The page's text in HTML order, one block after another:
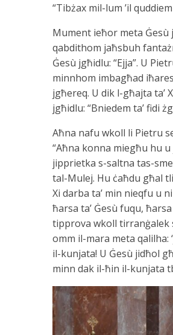
“Tibżax mil-lum ’il
Mument ieħor meta
qabdithom jaħsbuh
Ġesù jgħidlu: “Ejja”. U
minnhom imbagħad
jgħereq. U dik l-għajta ta’
jgħidlu: “Bniedem ta’ fidi
Aħna nafu wkoll li Pietru
“Aħna konna miegħu hu
jipprietka s-saltna tas-
tal-Mulej. Hu ċaħdu għal
Xi darba ta’ min nieqfu u
ħarsa ta’ Ġesù fuqu,
tipprova wkoll tirranġalek
omm il-mara meta qalilha:
il-kunjata! U Ġesù jidħol
minn dak il-ħin il-kunjata